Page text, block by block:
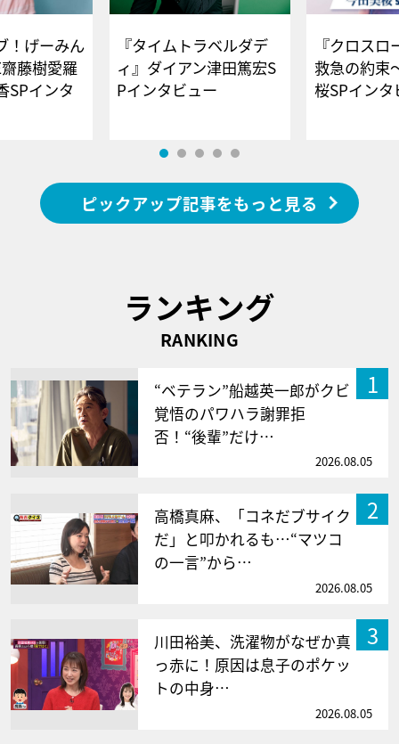
！げーみん
藤樹愛羅
SPインタ
『タイムトラベルダデ
ィ』ダイアン津田篤宏S
Pインタビュー
『クロス
救急の約束
桜SPイ
ピックアップ記事をもっと見る
ランキング
RANKING
1
“ベテラン”船越英一郎がクビ
覚悟のパワハラ謝罪拒
否！“後輩”だけ…
2026.08.05
2
高橋真麻、「コネだブサイク
だ」と叩かれるも…“マツコ
の一言”から…
2026.08.05
3
川田裕美、洗濯物がなぜか真
っ赤に！原因は息子のポケッ
トの中身…
2026.08.05